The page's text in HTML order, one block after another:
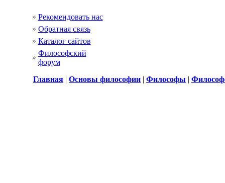
Рекомендовать нас
Обратная связь
Каталог сайтов
Философский
форум
Главная | Основы философии | Философы |